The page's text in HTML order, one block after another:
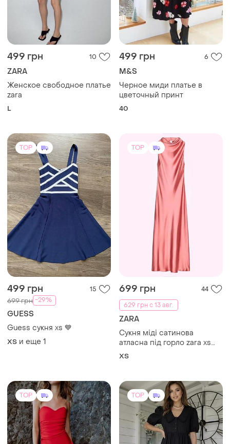
499 грн 10
ZARA
Женское свободное платье
zara
L
499 грн 6
M&S
Черное миди платье в
цветочный принт
40
TOP
499 грн 15
699 грн -29%
GUESS
Guess сукня xs 💙
ХS и еще 1
TOP
699 грн
44
629 грн с 13 авг.
ZARA
Сукня міді сатинова
атласна під горло zara xs
рожева
ХS
TOP TOP